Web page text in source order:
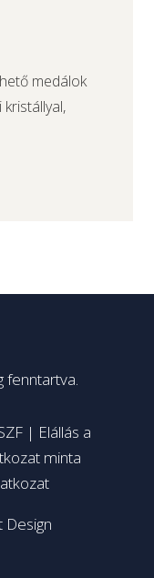
medálok
fenntartva.
| Elállás a
minta
Design